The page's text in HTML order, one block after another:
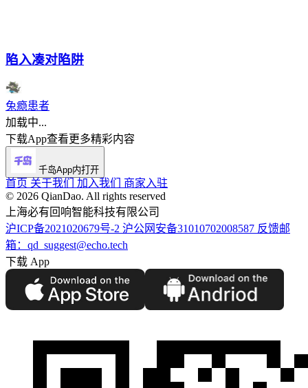
陷入凑对陷阱
兔瘾患者
加载中...
下载App查看更多精彩内容
千岛App内打开
首页 关于我们 加入我们 商家入驻
©️ 2026 QianDao. All rights reserved
上海必有回响智能科技有限公司
沪ICP备2021020679号-2 沪公网安备31010702008587 反馈邮
箱：qd_suggest@echo.tech
下载 App